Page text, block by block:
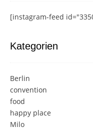
[instagram-feed
Kategorien
Berlin
convention
food
happy place
Milo